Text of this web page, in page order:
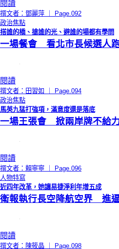
閱讀
撰文者：鄧麗萍 ｜ Page.092
政治焦點
搭誰的橋、搶誰的光、避誰的場都有學問
一場餐會 看北市長候選人
閱讀
撰文者：田習如 ｜ Page.094
政治焦點
馬英九猛打強項，滿意度還是落底
一場王張會 掀兩岸牌不給
閱讀
撰文者：賴寧寧 ｜ Page.096
人物特寫
近四年改革，她讓易捷淨利年增五成
衛報執行長空降航空界 進
閱讀
撰文者：陳筱晶 ｜ Page.098